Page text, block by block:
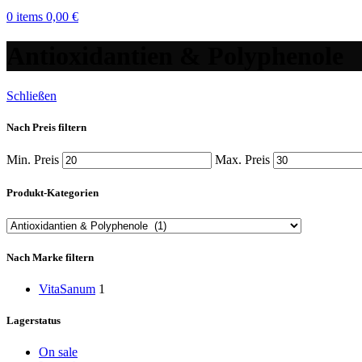
0 items 0,00 €
Schließen
Nach Preis filtern
Min. Preis Max. Preis
Produkt-Kategorien
Nach Marke filtern
VitaSanum 1
Lagerstatus
On sale